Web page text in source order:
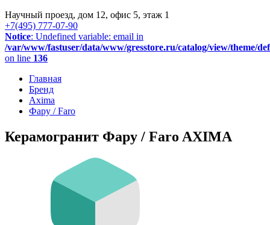
Научный проезд, дом 12, офис 5, этаж 1
+7(495) 777-07-90
Notice: Undefined variable: email in
/var/www/fastuser/data/www/gresstore.ru/catalog/view/theme/
on line 136
Главная
Бренд
Axima
Фару / Faro
Керамогранит Фару / Faro AXIMA